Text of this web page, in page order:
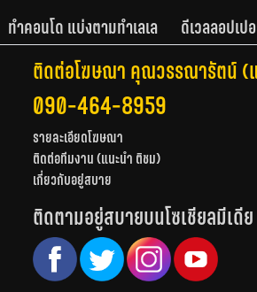
ทำคอนโด แบ่งตามทำเลเล ดีเวลลอปเป
ติดต่อโฆษณา คุณวรรณารัตน์ (
090-464-8959
รายละเอียดโฆษณา
ติดต่อทีมงาน (แนะนำ ติชม)
เกี่ยวกับอยู่สบาย
ติดตามอยู่สบายบนโซเชียลมีเดีย